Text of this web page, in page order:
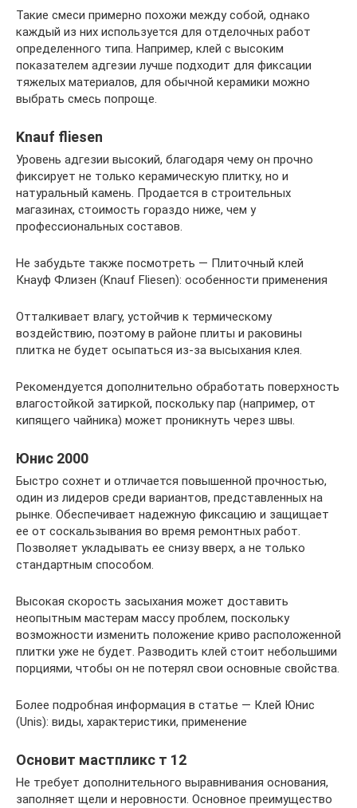
Такие смеси примерно похожи между собой, однако
каждый из них используется для отделочных работ
определенного типа. Например, клей с высоким
показателем адгезии лучше подходит для фиксации
тяжелых материалов, для обычной керамики можно
выбрать смесь попроще.
Knauf fliesen
Уровень адгезии высокий, благодаря чему он прочно
фиксирует не только керамическую плитку, но и
натуральный камень. Продается в строительных
магазинах, стоимость гораздо ниже, чем у
профессиональных составов.
Не забудьте также посмотреть — Плиточный клей
Кнауф Флизен (Knauf Fliesen): особенности применения
Отталкивает влагу, устойчив к термическому
воздействию, поэтому в районе плиты и раковины
плитка не будет осыпаться из-за высыхания клея.
Рекомендуется дополнительно обработать поверхность
влагостойкой затиркой, поскольку пар (например, от
кипящего чайника) может проникнуть через швы.
Юнис 2000
Быстро сохнет и отличается повышенной прочностью,
один из лидеров среди вариантов, представленных на
рынке. Обеспечивает надежную фиксацию и защищает
ее от соскальзывания во время ремонтных работ.
Позволяет укладывать ее снизу вверх, а не только
стандартным способом.
Высокая скорость засыхания может доставить
неопытным мастерам массу проблем, поскольку
возможности изменить положение криво расположенной
плитки уже не будет. Разводить клей стоит небольшими
порциями, чтобы он не потерял свои основные свойства.
Более подробная информация в статье — Клей Юнис
(Unis): виды, характеристики, применение
Основит мастпликс т 12
Не требует дополнительного выравнивания основания,
заполняет щели и неровности. Основное преимущество